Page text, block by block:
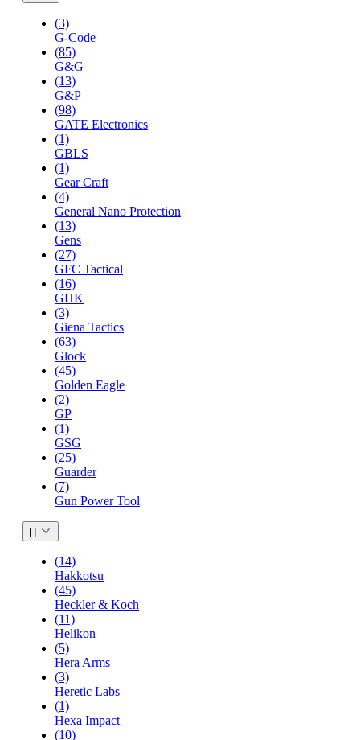
(3)
G-Code
(85)
G&G
(13)
G&P
(98)
GATE Electronics
(1)
GBLS
(1)
Gear Craft
(4)
General Nano Protection
(13)
Gens
(27)
GFC Tactical
(16)
GHK
(3)
Giena Tactics
(63)
Glock
(45)
Golden Eagle
(2)
GP
(1)
GSG
(25)
Guarder
(7)
Gun Power Tool
H
(14)
Hakkotsu
(45)
Heckler & Koch
(11)
Helikon
(5)
Hera Arms
(3)
Heretic Labs
(1)
Hexa Impact
(10)